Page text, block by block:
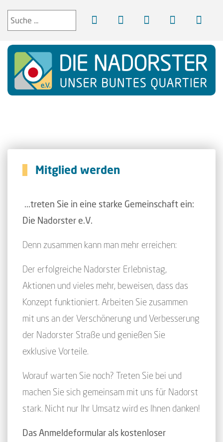
Mitglied werden
...treten Sie in eine starke Gemeinschaft ein:
Die Nadorster e.V.
Denn zusammen kann man mehr erreichen:
Der erfolgreiche Nadorster Erlebnistag,
Aktionen und vieles mehr, beweisen, dass das
Konzept funktioniert. Arbeiten Sie zusammen
mit uns an der Verschönerung und Verbesserung
der Nadorster Straße und genießen Sie
exklusive Vorteile.
Worauf warten Sie noch? Treten Sie bei und
machen Sie sich gemeinsam mit uns für Nadorst
stark. Nicht nur Ihr Umsatz wird es Ihnen danken!
Das Anmeldeformular als kostenloser